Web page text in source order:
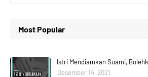
Most Popular
Istri Mendiamkan Suami,
Desember 14, 2021